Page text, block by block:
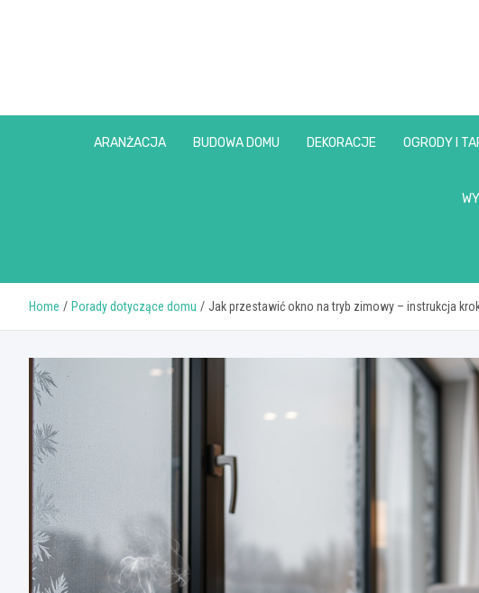
ARANŻACJA BUDOWA DOMU DEKORACJE OGRODY I
Home Porady dotyczące domu Jak przestawić okno na tryb zimowy – instrukcja